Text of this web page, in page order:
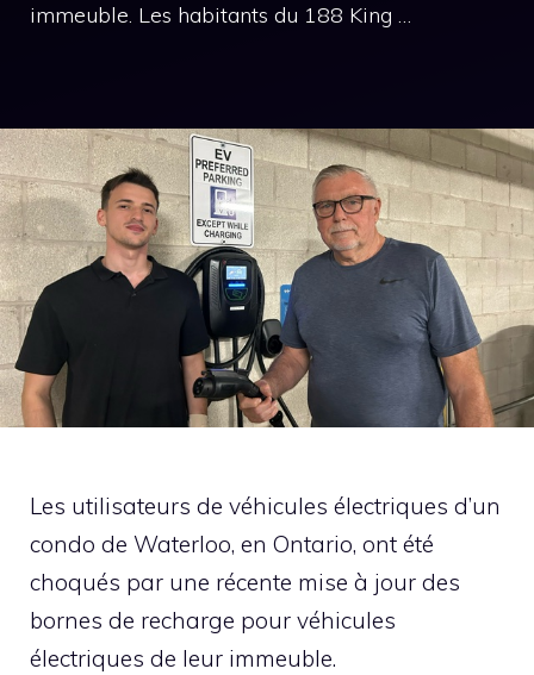
immeuble. Les habitants du 188 King …
Les utilisateurs de véhicules électriques d’un
condo de Waterloo, en Ontario, ont été
choqués par une récente mise à jour des
bornes de recharge pour véhicules
électriques de leur immeuble.